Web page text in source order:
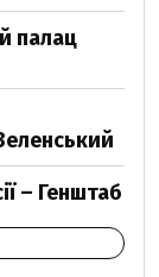
палац
– Генштаб